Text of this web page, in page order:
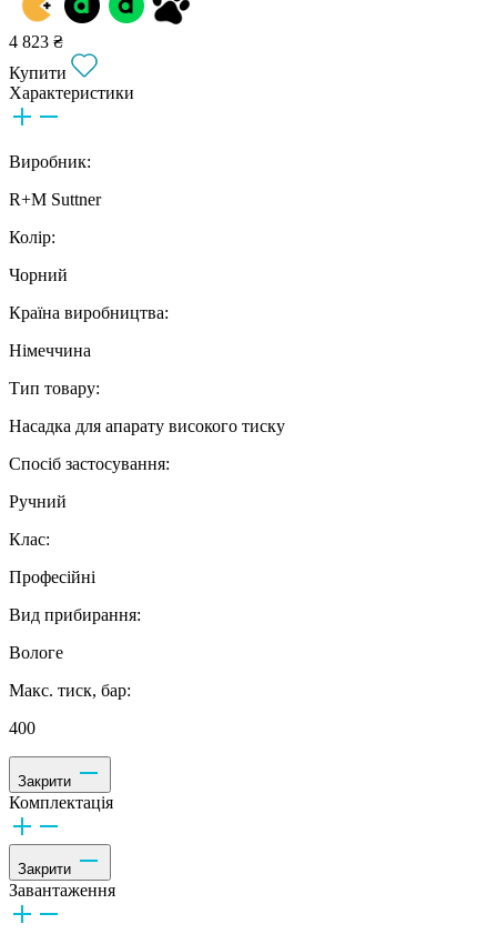
4 823 ₴
Купити
Характеристики
Виробник:
R+M Suttner
Колір:
Чорний
Країна виробництва:
Німеччина
Тип товару:
Насадка для апарату високого тиску
Спосіб застосування:
Ручний
Клас:
Професійні
Вид прибирання:
Вологе
Макс. тиск, бар:
400
Закрити
Комплектація
Закрити
Завантаження